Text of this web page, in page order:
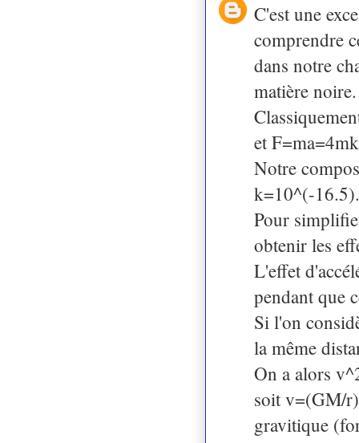
C'est une
comprendre
dans notre
matière noire.
et
Notre
k=10^(-16.5).
Pour
obtenir les
L'effet
pendant que
Si l'on
la même
On a alors
soit v=(GM/
gravitique